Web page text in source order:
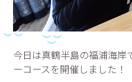
今日は真鶴半島の福浦海岸
ーコースを開催しました！